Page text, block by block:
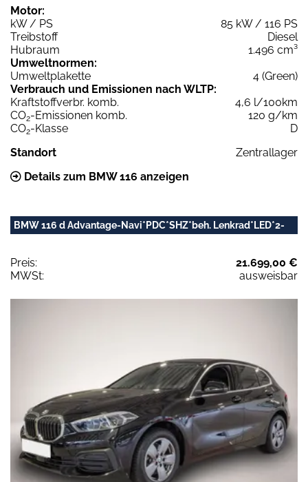
Motor:
kW / PS
85 kW / 116 PS
Treibstoff
Diesel
Hubraum
1.496 cm³
Umweltnormen:
Umweltplakette
4 (Green)
Verbrauch und Emissionen nach WLTP:
Kraftstoffverbr. komb.
4,6 l/100km
CO2-Emissionen komb.
120 g/km
CO2-Klasse
D
Standort
Zentrallager
Details zum BMW 116 anzeigen
BMW 116 d Advantage-Navi*PDC*SHZ*beh. Lenkrad*LED*2-
Preis:
21.699,00 €
MWSt:
ausweisbar